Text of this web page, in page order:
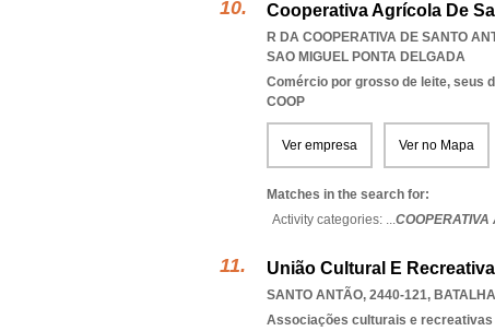
Cooperativa Agrícola De
R DA COOPERATIVA DE SANTO
SAO MIGUEL PONTA DELGADA
Comércio por grosso de leite, seus
COOP
Ver empresa Ver no Mapa
Matches in the search for:
Activity categories: ...
União Cultural E
SANTO ANTÃO, 2440-121, BATALHA
Associações culturais e recreativas